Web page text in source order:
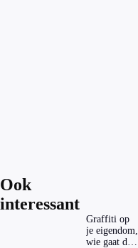
Ook
interessant
Graffiti op
je eigendom,
wie gaat dat